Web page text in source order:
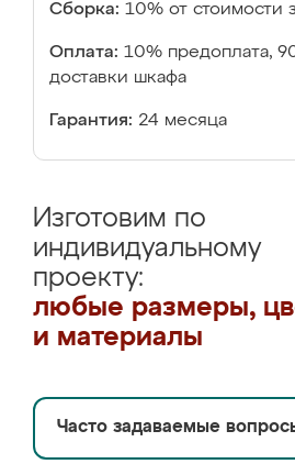
Сборка: 10% от стоимости
Оплата: 10% предоплата,
доставки шкафа
Гарантия: 24 месяца
Изготовим по
индивидуальному
проекту:
любые размеры,
и материалы
Часто задаваемые